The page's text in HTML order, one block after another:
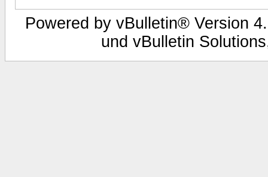
Powered by vBulletin® Version
und vBulletin